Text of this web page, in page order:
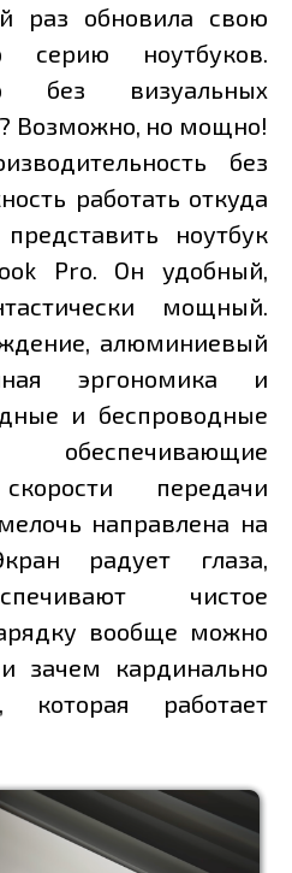
раз обновила свою
серию ноутбуков.
без визуальных
Возможно, но мощно!
без
работать откуда
ноутбук
Pro. Он удобный,
мощный.
алюминиевый
эргономика и
и беспроводные
передачи
направлена на
радует глаза,
чистое
вообще можно
зачем кардинально
которая работает